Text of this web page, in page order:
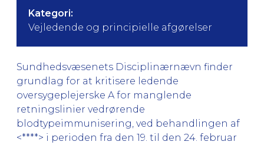
Kategori:
Vejledende og principielle afgørelser
Sundhedsvæsenets Disciplinærnævn finder
grundlag for at kritisere ledende
oversygeplejerske A for manglende
retningslinier vedrørende
blodtypeimmunisering, ved behandlingen af
<****> i perioden fra den 19. til den 24. februar